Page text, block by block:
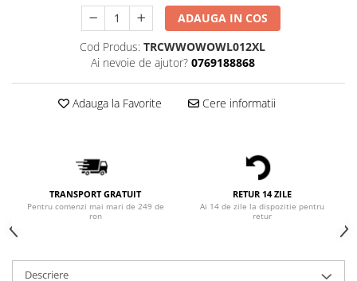
Bluze Japanese
Bluze Lips
Bluze Pisici
Bluze Primavara
Bluze Tattoo
Bluze X-mas
ADAUGA IN COS
Cod Produs: TRCWWOWOWL012XL
Ai nevoie de ajutor? 0769188868
Adauga la Favorite Cere informatii
TRANSPORT GRATUIT
Pentru comenzi mai mari de 249 de
ron
RETUR 14 ZILE
Ai 14 de zile la dispozitie pentru
retur
Descriere